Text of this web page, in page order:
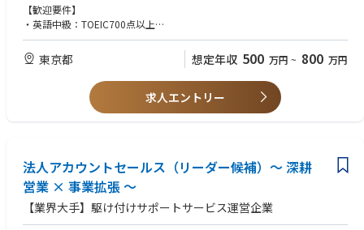
【歓迎要件】
・英語中級：TOEIC700点以上
・不動産デベロッパー／不動産仲介会社／信託銀行等の不動産部門の勤務
経験がある方
・百貨店の外商／銀行での融資業務／自動車のディーラーなど提案型営業
東京都 想定年収 500 万円 ~ 800 万円
求人エントリー
法人アカウントセールス（リーダー候補）～ 深耕
営業 × 事業拡張 ～
【業界大手】駆け付けサポートサービス運営企業